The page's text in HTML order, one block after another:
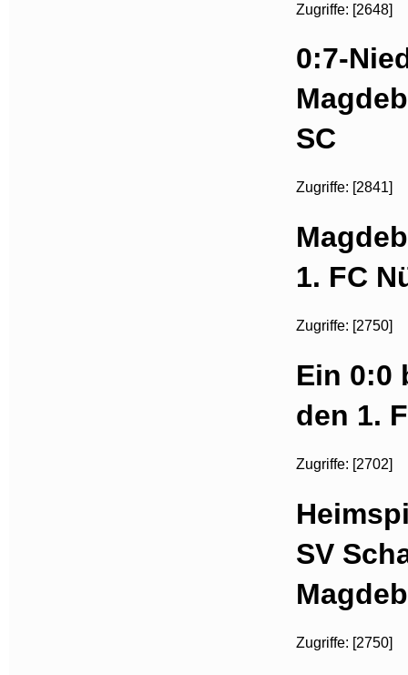
Zugriffe: [2648]
0:7-
SC
Zugriffe: [2841]
1. FC
Zugriffe: [2750]
Ein 0:0
den 1.
Zugriffe: [2702]
SV
Zugriffe: [2750]